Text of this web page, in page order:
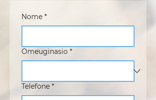
Nome *
Omeuginasio *
Telefone *